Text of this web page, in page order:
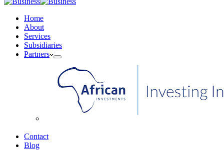
Home
About
Services
Subsidiaries
Partners
Contact
Blog